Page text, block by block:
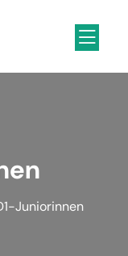
Juniorinnen